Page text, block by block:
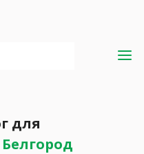
для
Белгород